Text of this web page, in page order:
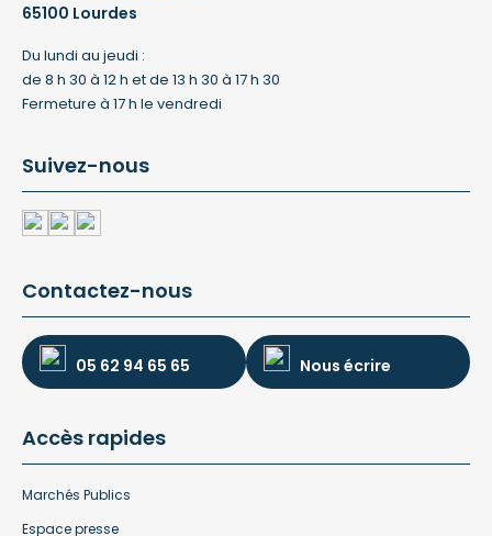
65100 Lourdes
Du lundi au jeudi :
de 8 h 30 à 12 h et de 13 h 30 à 17 h 30
Fermeture à 17 h le vendredi
Suivez-nous
Contactez-nous
05 62 94 65 65 Nous écrire
Accès rapides
Marchés Publics
Espace presse